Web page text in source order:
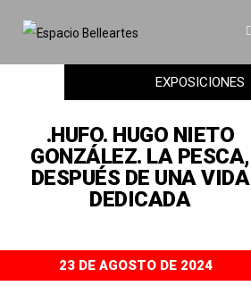
EXPOSICIONES
.HUFO. HUGO NIETO
GONZÁLEZ. LA PESCA,
DESPUÉS DE UNA VIDA
DEDICADA
23 DE AGOSTO DE 2024